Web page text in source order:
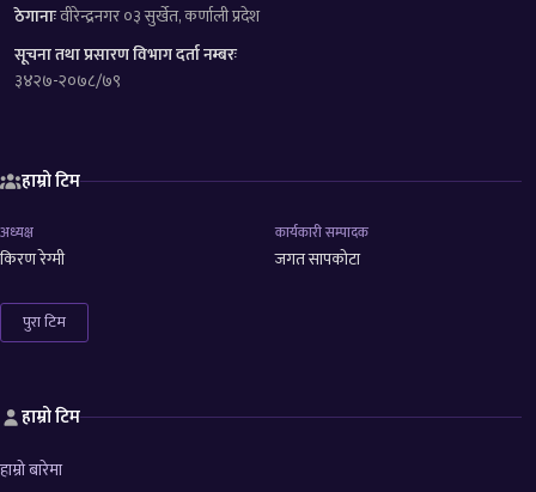
ठेगानाःवीरेन्द्रनगर ०३ सुर्खेत, कर्णाली प्रदेश
सूचना तथा प्रसारण विभाग दर्ता नम्बरः
३४२७-२०७८/७९
हाम्रो टिम
अध्यक्ष
किरण रेग्मी
कार्यकारी सम्पादक
जगत सापकोटा
पुरा टिम
हाम्रो टिम
हाम्रो बारेमा